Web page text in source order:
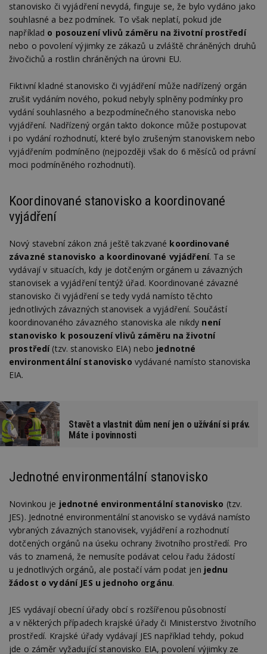
stanovisko či vyjádření nevydá, finguje se, že bylo vydáno jako
souhlasné a bez podmínek. To však neplatí, pokud jde
například o posouzení vlivů záměru na životní prostředí
nebo o povolení výjimky ze zákazů u zvláště chráněných druhů
živočichů a rostlin chráněných na úrovni EU.
Fiktivní kladné stanovisko či vyjádření může nadřízený orgán
zrušit vydáním nového, pokud nebyly splněny podmínky pro
vydání souhlasného a bezpodmínečného stanoviska nebo
vyjádření. Nadřízený orgán takto dokonce může postupovat
i po vydání rozhodnutí, které bylo zrušeným stanoviskem nebo
vyjádřením podmíněno (nejpozději však do 6 měsíců od právní
moci podmíněného rozhodnutí).
Koordinované stanovisko a koordinované
vyjádření
Nový stavební zákon zná ještě takzvané koordinované
závazné stanovisko a koordinované vyjádření. Ta se
vydávají v situacích, kdy je dotčeným orgánem u závazných
stanovisek a vyjádření tentýž úřad. Koordinované závazné
stanovisko či vyjádření se tedy vydá namísto těchto
jednotlivých závazných stanovisek a vyjádření. Součástí
koordinovaného závazného stanoviska ale nikdy není
stanovisko k posouzení vlivů záměru na životní
prostředí(tzv. stanovisko EIA) nebo jednotné
environmentální stanovisko vydávané namísto stanoviska
EIA.
Stavět a vlastnit dům není jen o užívání si práv.
Máte i povinnosti
Jednotné environmentální stanovisko
Novinkou je jednotné environmentální stanovisko (tzv.
JES). Jednotné environmentální stanovisko se vydává namísto
vybraných závazných stanovisek, vyjádření a rozhodnutí
dotčených orgánů na úseku ochrany životního prostředí. Pro
vás to znamená, že nemusíte podávat celou řadu žádostí
u jednotlivých orgánů, ale postačí vám podat jen jednu
žádost o vydání JES u jednoho orgánu.
JES vydávají obecní úřady obcí s rozšířenou působností
a v některých případech krajské úřady či Ministerstvo životního
prostředí. Krajské úřady vydávají JES například tehdy, pokud
jde o záměr vyžadující stanovisko EIA, povolení výjimky ze